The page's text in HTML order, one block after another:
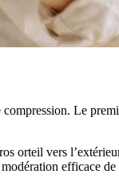
Le
orteil vers
efficace